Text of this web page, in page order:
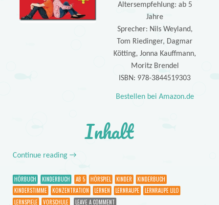
Altersempfehlung: ab 5
Jahre
Sprecher: Nils Weyland,
Tom Riedinger, Dagmar
Kötting, Jonna Kauffmann,
Moritz Brendel
ISBN: 978-3844519303
Bestellen bei Amazon.de
Inhalt
Continue reading →
HÖRBUCH KINDERBUCH AB 5 HÖRSPIEL KINDER
KINDERBUCH
KINDERSTIMME
KONZENTRATION LERNEN LERNRAUPE
LERNRAUPE LILO
LERNSPIELE
VORSCHULE LEAVE A COMMENT